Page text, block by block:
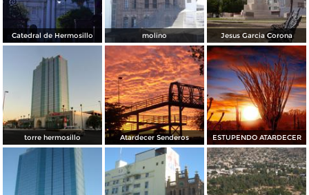
Catedral de Hermosillo molino Jesus Garcia Corona
torre hermosillo Atardecer Senderos ESTUPENDO ATARDECER